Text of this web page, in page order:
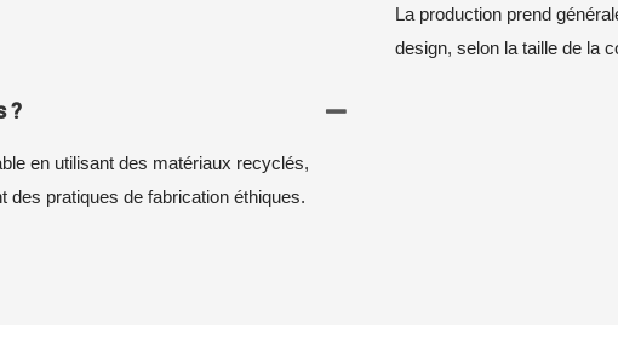
La production prend
design, selon la taille de la
?
en utilisant des matériaux recyclés,
des pratiques de fabrication éthiques.